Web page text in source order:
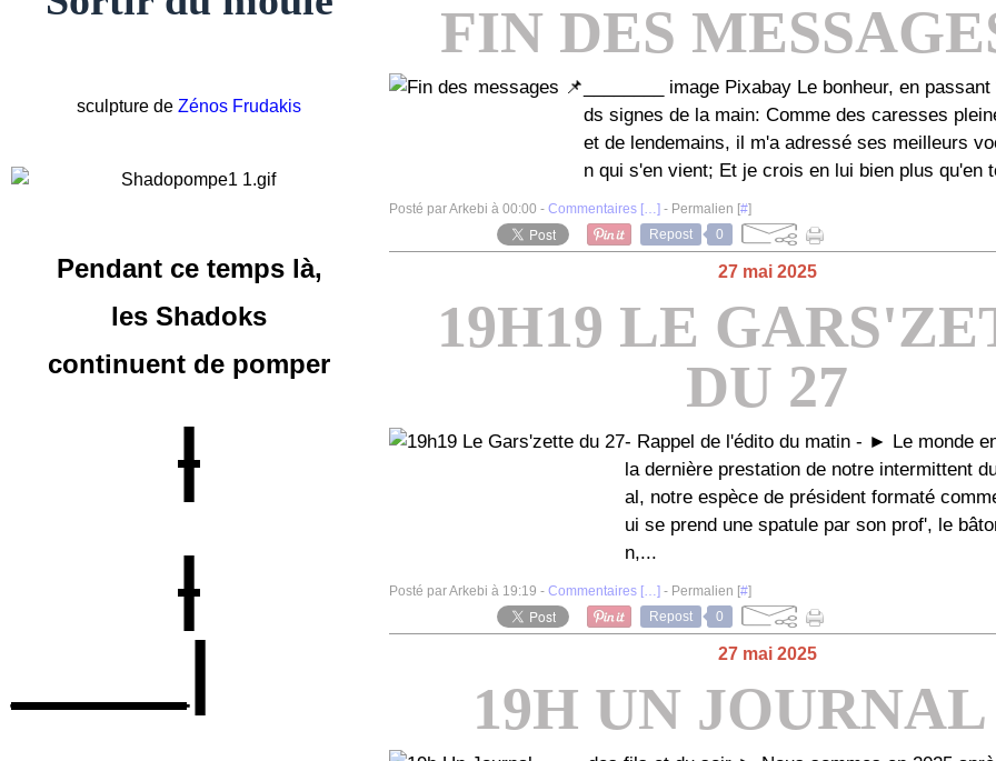
sculpture de Zénos Frudakis
Pendant ce temps là,
les Shadoks
continuent de pomper
|
|
____|
FIN DES
________ image Pixabay Le bonheur, en
ds signes de la main: Comme des caresses
et de lendemains, il m'a adressé ses meilleurs
n qui s'en vient; Et je crois en lui bien plus qu'en
Posté par Arkebi à 00:00 - Commentaires […] - Permalien [#]
Repost
0
27 mai 2025
19H19 LE
DU 27
- Rappel de l'édito du matin - ► Le monde
la dernière prestation de notre intermittent
al, notre espèce de président formaté
ui se prend une spatule par son prof', le
n,...
Posté par Arkebi à 19:19 - Commentaires […] - Permalien [#]
Repost
0
27 mai 2025
19H UN JOURNAL